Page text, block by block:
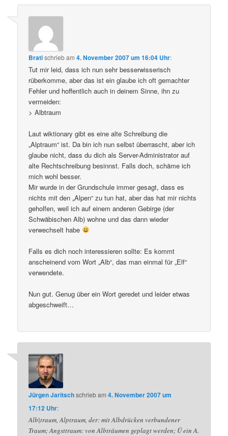
Bratischriebam4. November 2007 um 16:04 Uhr:
Tut mir leid, dass ich nun sehr besserwisserisch
rüberkomme, aber das ist ein glaube ich oft gemachter
Fehler und hoffentlich auch in deinem Sinne, ihn zu
vermeiden:
> Albtraum
Laut wiktionary gibt es eine alte Schreibung die
„Alptraum“ ist. Da bin ich nun selbst überrascht, aber ich
glaube nicht, dass du dich als Server-Administrator auf
alte Rechtschreibung besinnst. Falls doch, schäme ich
mich wohl besser.
Mir wurde in der Grundschule immer gesagt, dass es
nichts mit den „Alpen“ zu tun hat, aber das hat mir nichts
geholfen, weil ich auf einem anderen Gebirge (der
Schwäbischen Alb) wohne und das dann wieder
verwechselt habe
Falls es dich noch interessieren sollte: Es kommt
anscheinend vom Wort „Alb“, das man einmal für „Elf“
verwendete.
Nun gut. Genug über ein Wort geredet und leider etwas
abgeschweift…
Jürgen Jaritschschriebam4. November 2007 um
17:12 Uhr:
Alb|traum, Alptraum, der: mit Albdrücken verbundener
Traum; Angsttraum: von Albträumen geplagt werden; Ü ein A.